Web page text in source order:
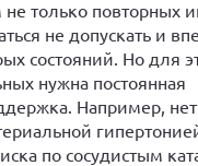
только повторных
не допускать и
состояний. Но для
нужна постоянная
Например,
по сосудистым